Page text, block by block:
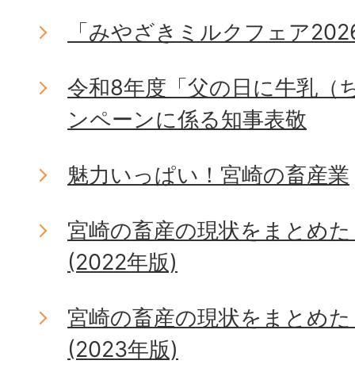
「みやざきミルクフェア
令和8年度「父の日に牛乳（
ンペーンに係る知事表敬
魅力いっぱい！宮崎の畜産業
宮崎の畜産の現状をまとめ
(2022年版)
宮崎の畜産の現状をまとめ
(2023年版)